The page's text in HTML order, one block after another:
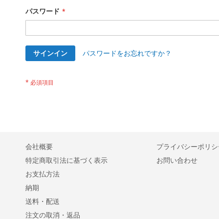
パスワード
サインイン パスワードをお忘れですか？
会社概要
特定商取引法に基づく表示
お支払方法
納期
送料・配送
注文の取消・返品
プライバシーポリ
お問い合わせ